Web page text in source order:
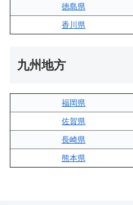
徳島県
香川県
九州地方
福岡県
佐賀県
長崎県
熊本県